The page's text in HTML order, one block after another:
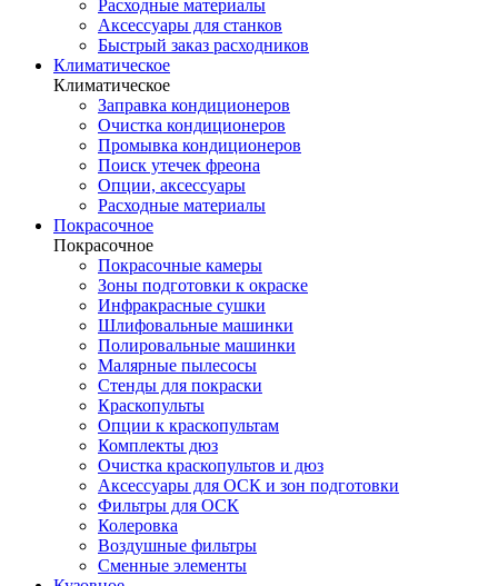
Расходные материалы
Аксессуары для станков
Быстрый заказ расходников
Климатическое
Климатическое
Заправка кондиционеров
Очистка кондиционеров
Промывка кондиционеров
Поиск утечек фреона
Опции, аксессуары
Расходные материалы
Покрасочное
Покрасочное
Покрасочные камеры
Зоны подготовки к окраске
Инфракрасные сушки
Шлифовальные машинки
Полировальные машинки
Малярные пылесосы
Стенды для покраски
Краскопульты
Опции к краскопультам
Комплекты дюз
Очистка краскопультов и дюз
Аксессуары для ОСК и зон подготовки
Фильтры для ОСК
Колеровка
Воздушные фильтры
Сменные элементы